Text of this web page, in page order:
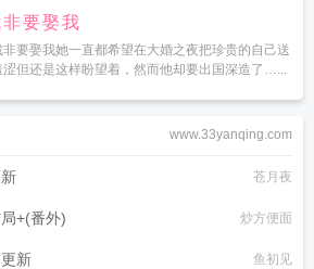
要娶我
要娶我她一直都希望在大婚之夜把珍贵的自己送
涩但还是这样盼望着，然而他却要出国深造了…...
www.33yanqing.com
苍月夜
+(番外) 炒方便面
新 鱼初见